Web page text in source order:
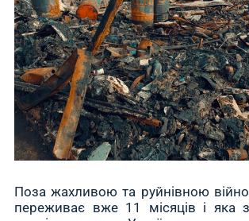
Поза жахливою та руйнівною
переживає вже 11 місяців і яка